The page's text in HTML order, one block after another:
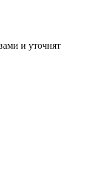
и уточнят